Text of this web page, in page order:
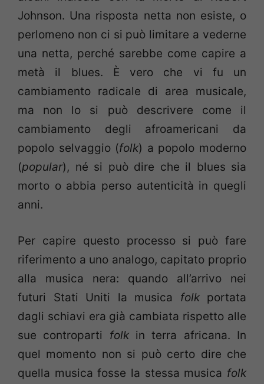
Johnson. Una risposta netta non esiste, o
perlomeno non ci si può limitare a vederne
una netta, perché sarebbe come capire a
metà il blues. È vero che vi fu un
cambiamento radicale di area musicale,
ma non lo si può descrivere come il
cambiamento degli afroamericani da
popolo selvaggio (folk) a popolo moderno
(popular), né si può dire che il blues sia
morto o abbia perso autenticità in quegli
anni.
Per capire questo processo si può fare
riferimento a uno analogo, capitato proprio
alla musica nera: quando all’arrivo nei
futuri Stati Uniti la musica folkportata
dagli schiavi era già cambiata rispetto alle
sue controparti folkin terra africana. In
quel momento non si può certo dire che
quella musica fosse la stessa musica folk